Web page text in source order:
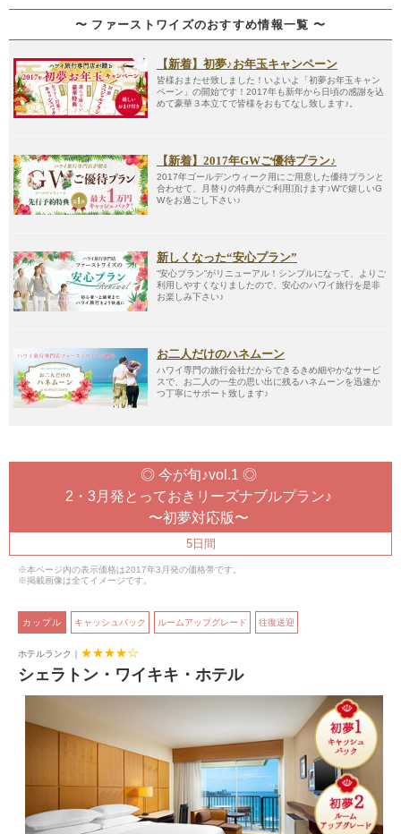
〜 ファーストワイズのおすすめ情報一覧 〜
【新着】初夢♪お年玉キャンペーン
皆様おまたせ致しました！いよいよ「初夢お年玉キャン
ペーン」の開始です！2017年も新年から日頃の感謝を込
めて豪華３本立てで皆様をおもてなし致します♪。
【新着】2017年GWご優待プラン♪
2017年ゴールデンウィーク用にご用意した優待プランと
合わせて、月替りの特典がご利用頂けます♪Wで嬉しいG
Wをお過ごし下さい♪
新しくなった“安心プラン”
“安心プラン”がリニューアル！シンプルになって、よりご
利用しやすくなりましたので、安心のハワイ旅行を是非
お楽しみ下さい♪
お二人だけのハネムーン
ハワイ専門の旅行会社だからできるきめ細やかなサービ
スで、お二人の一生の思い出に残るハネムーンを迅速か
つ丁寧にサポート致します♪
◎ 今が旬♪vol.1 ◎
2・3月発とっておきリーズナブルプラン♪
〜初夢対応版〜
5日間
※本ページ内の表示価格は2017年3月発の価格帯です。
※掲載画像は全てイメージです。
カップル キャッシュバック ルームアップグレード 往復送迎
ホテルランク｜ ★★★★☆
シェラトン・ワイキキ・ホテル